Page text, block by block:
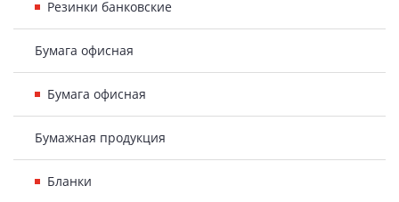
Резинки банковские
Бумага офисная
Бумага офисная
Бумажная продукция
Бланки